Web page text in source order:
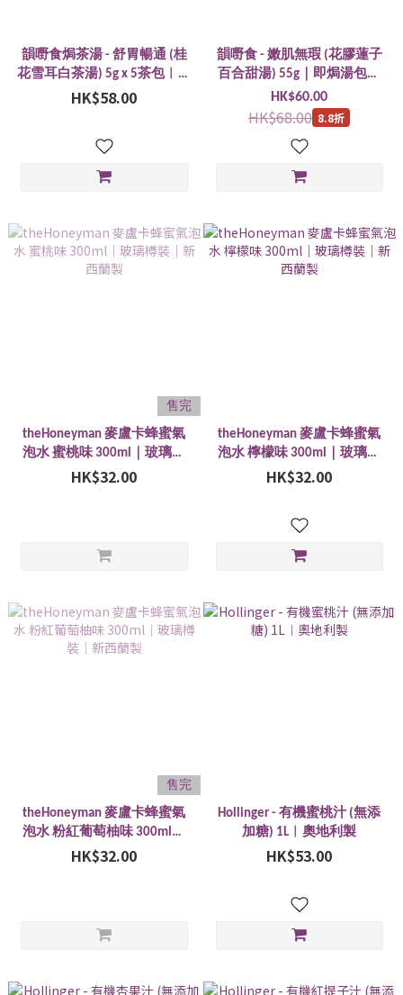
韻嘢食焗茶湯 - 舒胃暢通 (桂
花雪耳白茶湯) 5g x 5茶包︱香
港製造
HK$58.00
韻嘢食 - 嫩肌無瑕 (花膠蓮子
百合甜湯) 55g｜即焗湯包｜
香港製造
HK$60.00
HK$68.00 8.8折
售完
theHoneyman 麥盧卡蜂蜜氣
泡水 蜜桃味 300ml｜玻璃樽
裝｜新西蘭製
HK$32.00
theHoneyman 麥盧卡蜂蜜氣
泡水 檸檬味 300ml｜玻璃樽
裝｜新西蘭製
HK$32.00
售完
theHoneyman 麥盧卡蜂蜜氣
泡水 粉紅葡萄柚味 300ml｜
玻璃樽裝｜新西蘭製
HK$32.00
Hollinger - 有機蜜桃汁 (無添
加糖) 1L︱奧地利製
HK$53.00